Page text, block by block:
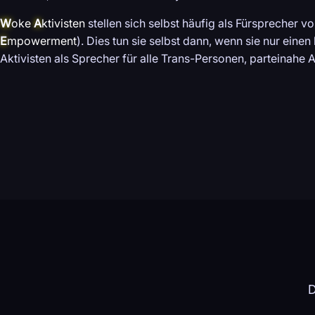
Woke Aktivisten stellen sich selbst häufig als Fürsprecher
Empowerment). Dies tun sie selbst dann, wenn sie nur
Aktivisten als Sprecher für alle Trans-Personen, parteinahe